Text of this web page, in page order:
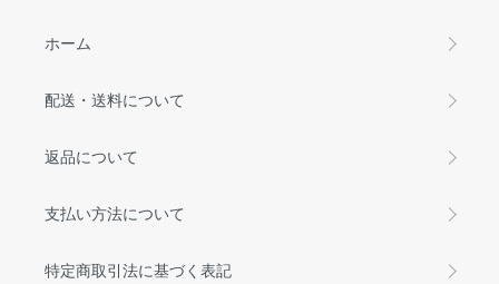
ホーム
配送・送料について
返品について
支払い方法について
特定商取引法に基づく表記